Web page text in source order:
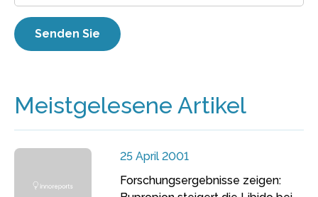
Meistgelesene Artikel
25 April 2001
Forschungsergebnisse zeigen: